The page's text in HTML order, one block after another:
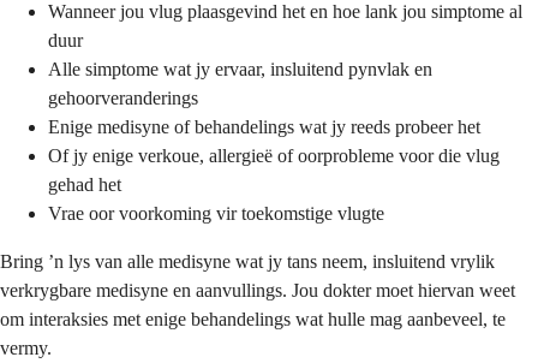
Wanneer jou vlug plaasgevind het en hoe lank jou simptome al
duur
Alle simptome wat jy ervaar, insluitend pynvlak en
gehoorveranderings
Enige medisyne of behandelings wat jy reeds probeer het
Of jy enige verkoue, allergieë of oorprobleme voor die vlug
gehad het
Vrae oor voorkoming vir toekomstige vlugte
Bring ’n lys van alle medisyne wat jy tans neem, insluitend vrylik
verkrygbare medisyne en aanvullings. Jou dokter moet hiervan weet
om interaksies met enige behandelings wat hulle mag aanbeveel, te
vermy.